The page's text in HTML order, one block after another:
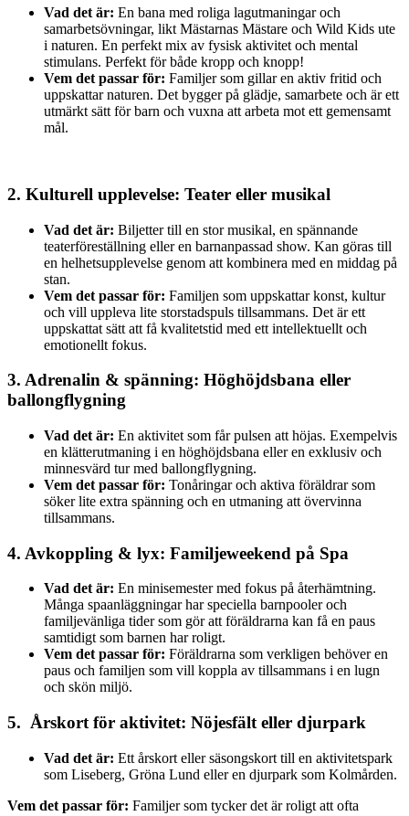
Vad det är: En bana med roliga lagutmaningar och
samarbetsövningar, likt Mästarnas Mästare och Wild Kids ute
i naturen. En perfekt mix av fysisk aktivitet och mental
stimulans. Perfekt för både kropp och knopp!
Vem det passar för: Familjer som gillar en aktiv fritid och
uppskattar naturen. Det bygger på glädje, samarbete och är ett
utmärkt sätt för barn och vuxna att arbeta mot ett gemensamt
mål.
2. Kulturell upplevelse: Teater eller musikal
Vad det är: Biljetter till en stor musikal, en spännande
teaterföreställning eller en barnanpassad show. Kan göras till
en helhetsupplevelse genom att kombinera med en middag på
stan.
Vem det passar för: Familjen som uppskattar konst, kultur
och vill uppleva lite storstadspuls tillsammans. Det är ett
uppskattat sätt att få kvalitetstid med ett intellektuellt och
emotionellt fokus.
3. Adrenalin & spänning: Höghöjdsbana eller
ballongflygning
Vad det är: En aktivitet som får pulsen att höjas. Exempelvis
en klätterutmaning i en höghöjdsbana eller en exklusiv och
minnesvärd tur med ballongflygning.
Vem det passar för: Tonåringar och aktiva föräldrar som
söker lite extra spänning och en utmaning att övervinna
tillsammans.
4. Avkoppling & lyx: Familjeweekend på Spa
Vad det är: En minisemester med fokus på återhämtning.
Många spaanläggningar har speciella barnpooler och
familjevänliga tider som gör att föräldrarna kan få en paus
samtidigt som barnen har roligt.
Vem det passar för: Föräldrarna som verkligen behöver en
paus och familjen som vill koppla av tillsammans i en lugn
och skön miljö.
5. Årskort för aktivitet: Nöjesfält eller djurpark
Vad det är: Ett årskort eller säsongskort till en aktivitetspark
som Liseberg, Gröna Lund eller en djurpark som Kolmården.
Vem det passar för: Familjer som tycker det är roligt att ofta